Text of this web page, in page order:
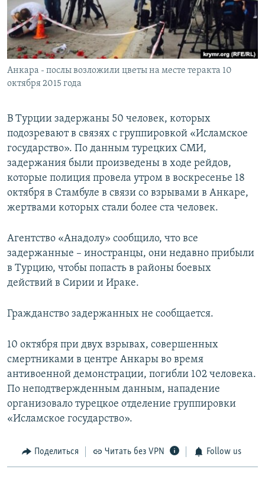
ПОБЕДИТЕЛЕЙ НЕ СУДЯТ?
КРЫМ.НЕПОКОРЕННЫЙ
ELIFBE
УКРАИНСКАЯ ПРОБЛЕМА КРЫМА
ПРИСОЕДИНЯЙТЕСЬ!
Все сайты RFE/RL
Анкара - послы возложили цветы на месте теракта 10
октября 2015 года
В Турции задержаны 50 человек, которых
подозревают в связях с группировкой «Исламское
государство». По данным турецких СМИ,
задержания были произведены в ходе рейдов,
которые полиция провела утром в воскресенье 18
октября в Стамбуле в связи со взрывами в Анкаре,
жертвами которых стали более ста человек.
Агентство «Анадолу» сообщило, что все
задержанные – иностранцы, они недавно прибыли
в Турцию, чтобы попасть в районы боевых
действий в Сирии и Ираке.
Гражданство задержанных не сообщается.
10 октября при двух взрывах, совершенных
смертниками в центре Анкары во время
антивоенной демонстрации, погибли 102 человека.
По неподтвержденным данным, нападение
организовало турецкое отделение группировки
«Исламское государство».
Поделиться Читать без VPN Follow us